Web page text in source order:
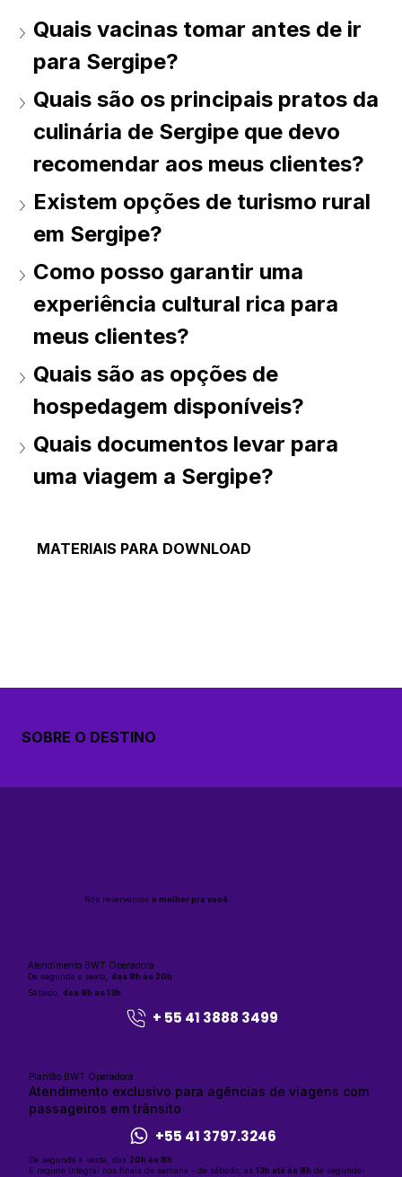
SOBRE O DESTINO
MATERIAIS PARA DOWNLOAD
Quais vacinas tomar antes de ir
para Sergipe?
Quais são os principais pratos da
culinária de Sergipe que devo
recomendar aos meus clientes?
Existem opções de turismo rural
em Sergipe?
Como posso garantir uma
experiência cultural rica para
meus clientes?
Quais são as opções de
hospedagem disponíveis?
Quais documentos levar para
uma viagem a Sergipe?
Nós reservamoso melhor pra você.
Atendimento BWT Operadora
De segunda a sexta,das 8h às 20h
Sábado,das 9h às 13h
+ 55 41 3888 3499
Plantão BWT Operadora
Atendimento exclusivo para agências de viagens com
passageiros em trânsito
De segunda a sexta, das 20h às 8h
E regime integral nos finais de semana - de sábado, às 13h até às 8h de segunda-
+55 41 3797.3246